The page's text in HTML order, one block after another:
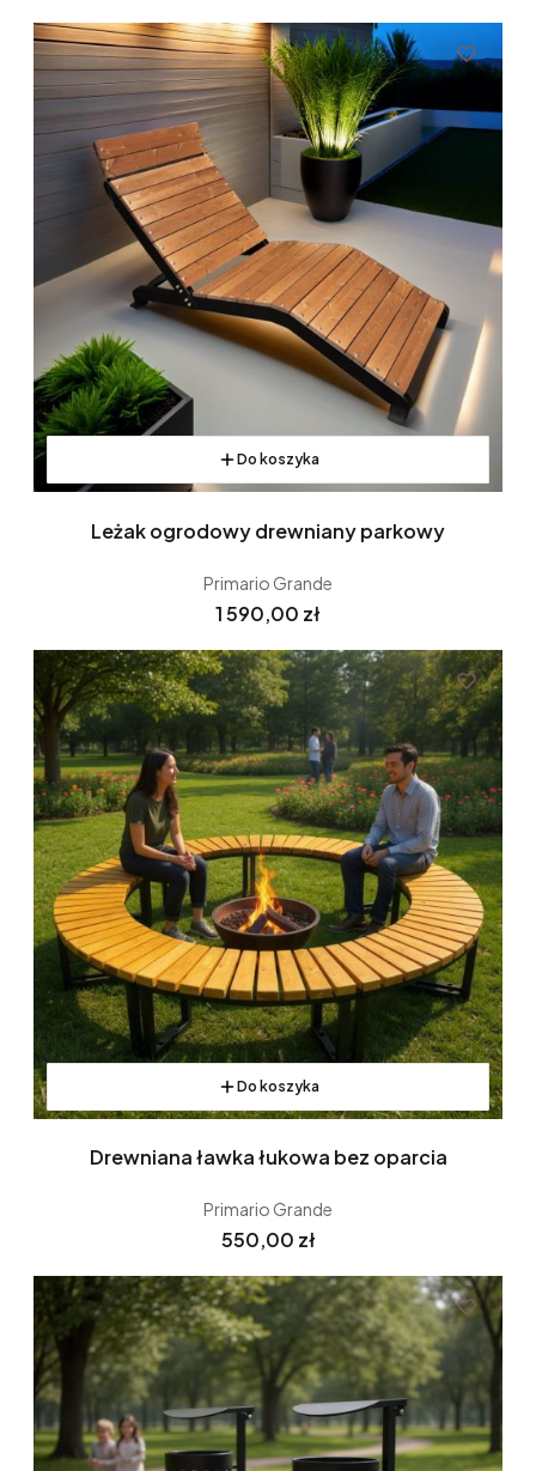
Do koszyka
Leżak ogrodowy drewniany parkowy
Primario Grande
Cena
1 590,00 zł
Do koszyka
Drewniana ławka łukowa bez oparcia
Primario Grande
Cena
550,00 zł